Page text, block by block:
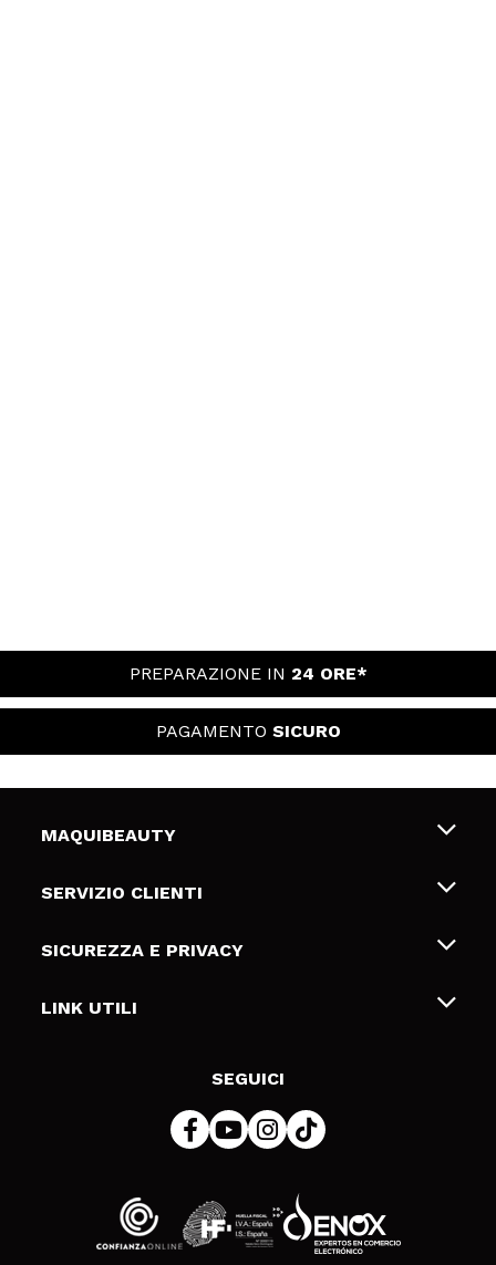
PREPARAZIONE IN 24 ORE*
PAGAMENTO SICURO
MAQUIBEAUTY
Chi siamo
Gift Cards
SERVIZIO CLIENTI
Spedizioni & Resi
Metodi di pagamamento
SICUREZZA E PRIVACY
Termini e condizioni
LINK UTILI
SEGUICI